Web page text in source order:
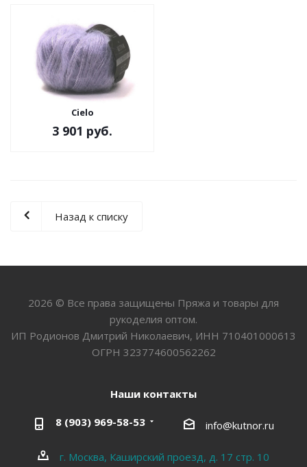
Cielo
3 901 руб.
Назад к списку
2026 © Все права защищены Пряжа и товары для
рукоделия оптом.
ИП Родионов Дмитрий Николаевич, ИНН 710401000613
ОГРН 323774600562262
Наши контакты
8 (903) 969-58-53 info@kutnor.ru
г. Москва, Каширский проезд, д. 17 стр. 10